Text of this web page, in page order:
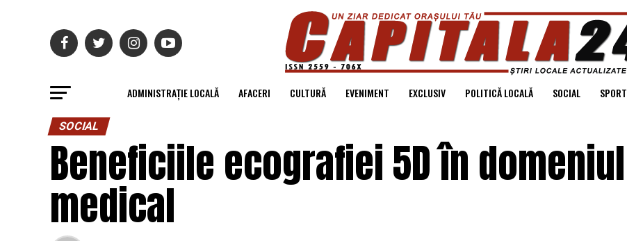
ADMINISTRAȚIE LOCALĂ AFACERI CULTURĂ EVENIMENT EXCLUSIV POLITICĂ LOCALĂ SOCIAL SPORT
SOCIAL
Beneficiile ecografiei 5D în domeniul
medical